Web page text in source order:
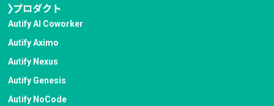
プロダクト
Autify AI Coworker
Autify Aximo
Autify Nexus
Autify Genesis
Autify NoCode